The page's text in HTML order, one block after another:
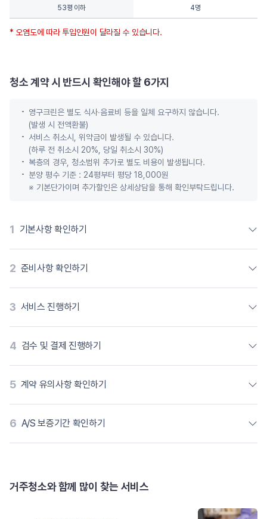
53평 이하 4명
* 오염도에 따라 투입인원이 달라질 수 있습니다.
청소 계약 시 반드시 확인해야 할 6가지
영구크린은 별도 식사∙음료비 등을 일체 요구하지 않습니다.
(발생 시 전액환불)
서비스 취소시, 위약금이 발생될 수 있습니다.
(하루 전 취소시 20%, 당일 취소시 30%)
복층의 경우, 청소범위 추가로 별도 비용이 발생됩니다.
분양 평수 기준 : 24평부터 평당 18,000원
※ 기본단가이며 추가할인은 상세상담을 통해 확인부탁드립니다.
1 기본사항 확인하기
2 준비사항 확인하기
3 서비스 진행하기
4 검수 및 결제 진행하기
5 계약 유의사항 확인하기
6 A/S 보증기간 확인하기
거주청소와 함께 많이 찾는 서비스